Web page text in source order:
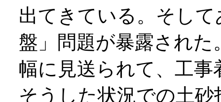
出てきている。そし
盤」問題が暴露され
幅に見送られて、工
そうした状況での土